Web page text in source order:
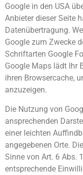
Google in den USA
Anbieter dieser Seite
Datenübertragung.
Google zum Zwecke
Schriftarten Google
Google Maps lädt Ihr
ihren Browsercache,
anzuzeigen.
Die Nutzung von
ansprechenden
einer leichten
angegebenen Orte.
Sinne von Art. 6 Abs.
entsprechende